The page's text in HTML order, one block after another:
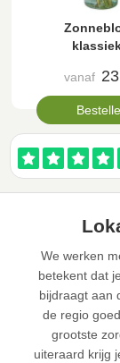
vanaf
We werken
betekent dat
bijdraagt aan
de regio
grootste
uiteraard krijg